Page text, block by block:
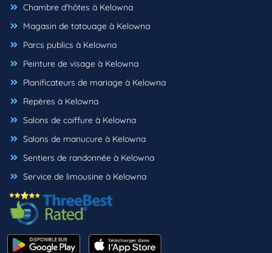
Chambre d'hôtes à Kelowna
Magasin de tatouage à Kelowna
Parcs publics à Kelowna
Peinture de visage à Kelowna
Planificateurs de mariage à Kelowna
Repères à Kelowna
Salons de coiffure à Kelowna
Salons de manucure à Kelowna
Sentiers de randonnée à Kelowna
Service de limousine à Kelowna